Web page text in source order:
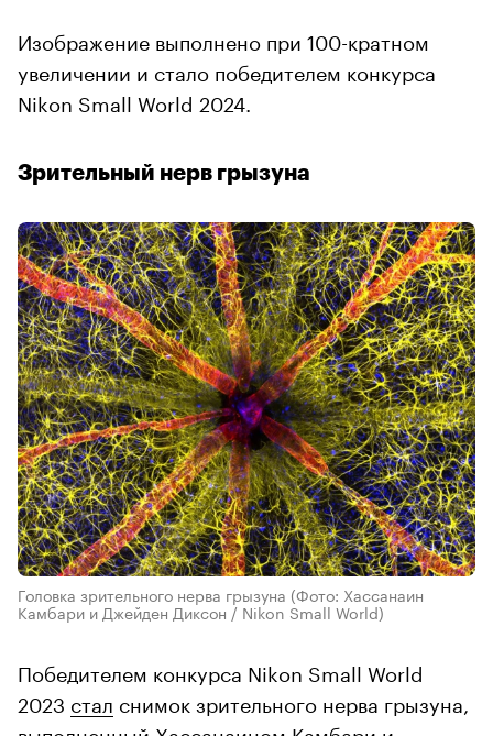
Изображение выполнено при 100-кратном
увеличении и стало победителем конкурса
Nikon Small World 2024.
Зрительный нерв грызуна
Головка зрительного нерва грызуна (Фото: Хассанаин
Камбари и Джейден Диксон / Nikon Small World)
Победителем конкурса Nikon Small World
2023 стал снимок зрительного нерва грызуна,